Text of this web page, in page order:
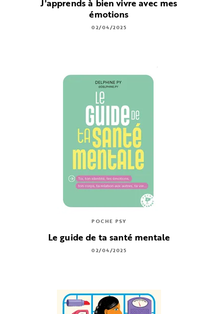
J'apprends à bien vivre avec mes
émotions
02/04/2025
POCHE PSY
Le guide de ta santé mentale
02/04/2025